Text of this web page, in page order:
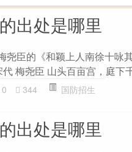
出处是哪里
尧臣的《和颖上人南徐十咏
梅尧臣 山头百亩宫，庭下
0 344 国防招生
出处是哪里